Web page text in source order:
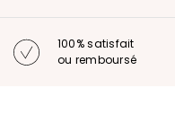
100% satisfait
ou remboursé